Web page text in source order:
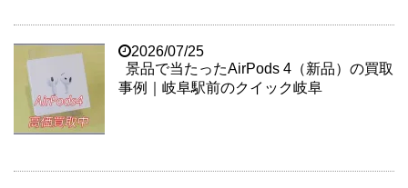
2026/07/25
景品で当たったAirPods 4（新品）の買取
事例｜岐阜駅前のクイック岐阜